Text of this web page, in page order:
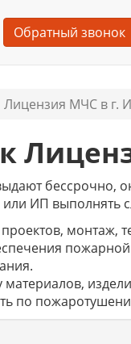
Обратный звонок
Лицензия МЧС в г.
бессрочно,
ИП выполнять
проектов, монтаж,
по